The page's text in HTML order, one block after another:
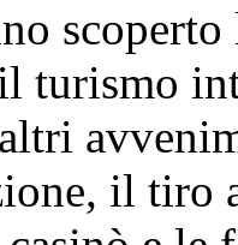
turismo
il tiro